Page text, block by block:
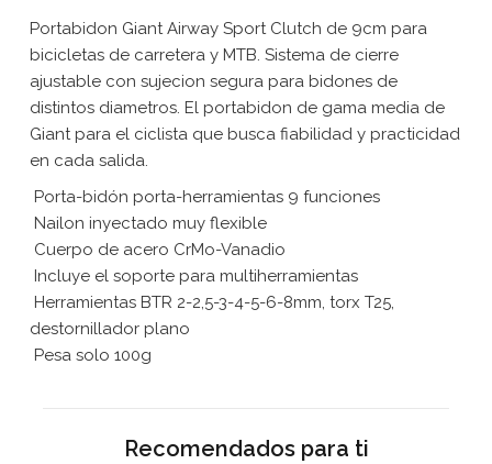
Portabidon Giant Airway Sport Clutch de 9cm para
bicicletas de carretera y MTB. Sistema de cierre
ajustable con sujecion segura para bidones de
distintos diametros. El portabidon de gama media de
Giant para el ciclista que busca fiabilidad y practicidad
en cada salida.
 Porta-bidón porta-herramientas 9 funciones
 Nailon inyectado muy flexible
 Cuerpo de acero CrMo-Vanadio
 Incluye el soporte para multiherramientas
 Herramientas BTR 2-2,5-3-4-5-6-8mm, torx T25,
destornillador plano
 Pesa solo 100g
Recomendados para ti